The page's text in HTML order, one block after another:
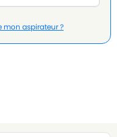
mon aspirateur ?